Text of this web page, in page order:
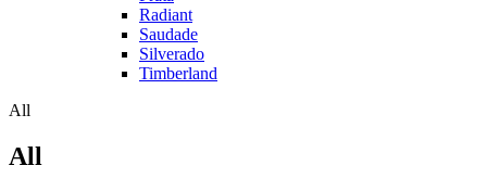
Radiant
Saudade
Silverado
Timberland
All
All